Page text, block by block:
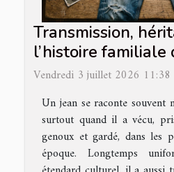
Transmission,
l’histoire familiale
Vendredi 3 juillet 2026 11:38
Un jean se raconte souvent
surtout quand il a vécu,
genoux et gardé, dans les
époque. Longtemps